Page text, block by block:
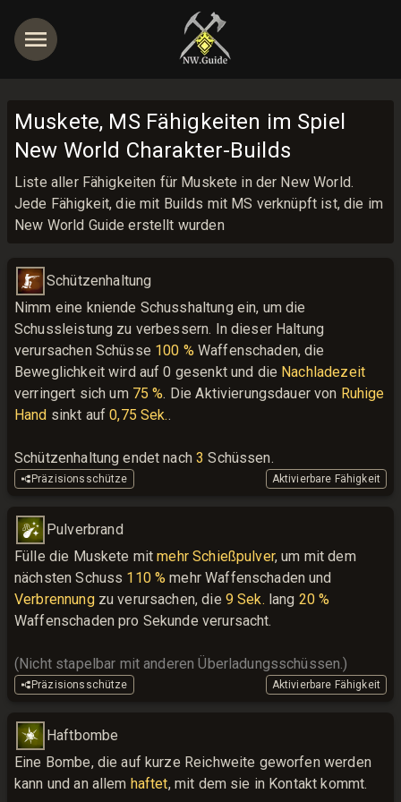
Muskete, MS Fähigkeiten im Spiel
New World Charakter-Builds
Liste aller Fähigkeiten für Muskete in der New World.
Jede Fähigkeit, die mit Builds mit MS verknüpft ist, die im
New World Guide erstellt wurden
Schützenhaltung
Nimm eine kniende Schusshaltung ein, um die
Schussleistung zu verbessern. In dieser Haltung
verursachen Schüsse 100 % Waffenschaden, die
Beweglichkeit wird auf 0 gesenkt und die Nachladezeit
verringert sich um 75 %. Die Aktivierungsdauer von Ruhige
Hand sinkt auf 0,75 Sek..
Schützenhaltung endet nach 3 Schüssen.
Präzisionsschütze Aktivierbare Fähigkeit
Pulverbrand
Fülle die Muskete mit mehr Schießpulver, um mit dem
nächsten Schuss 110 %
Verbrennung zu verursachen, die 9 Sek. lang 20 %
Waffenschaden pro Sekunde verursacht.
(Nicht stapelbar mit anderen Überladungsschüssen.)
Präzisionsschütze Aktivierbare Fähigkeit
Haftbombe
Eine Bombe, die auf kurze Reichweite geworfen werden
kann und an allem haftet, mit dem sie in Kontakt kommt.